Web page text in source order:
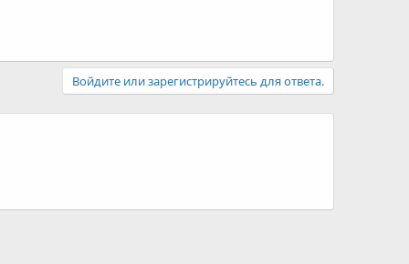
Войдите или зарегистрируйтесь для ответа.